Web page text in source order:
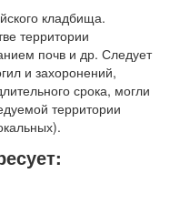
кладбища.
территории
почв и др. Следует
и захоронений,
срока, могли
территории